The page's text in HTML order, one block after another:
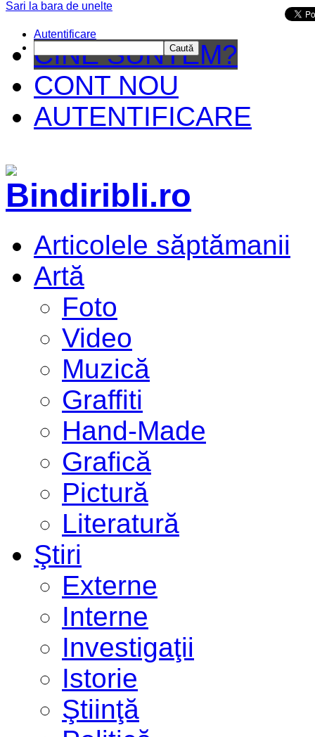
CINE SUNTEM?
CONT NOU
AUTENTIFICARE
Articolele săptămanii
Artă
Foto
Video
Muzică
Graffiti
Hand-Made
Grafică
Pictură
Literatură
Ştiri
Externe
Interne
Investigaţii
Istorie
Ştiinţă
Sari la bara de unelte
Autentificare
Caută